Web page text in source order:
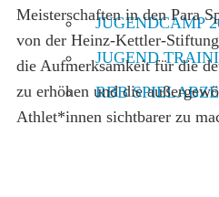
JUGENDCAMP
JUGEND
RBB
Meisterschaften in den Para
von der Heinz-Kettler-
die Aufmerksamkeit für die
zu erhöhen und die
Athlet*innen sichtbarer zu